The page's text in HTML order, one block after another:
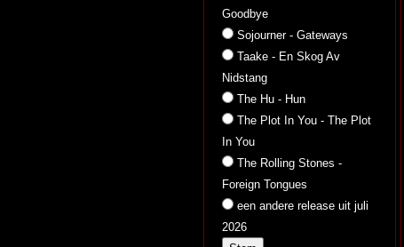
Goodbye
Sojourner - Gateways
Taake - En Skog Av
Nidstang
The Hu - Hun
The Plot In You - The Plot
In You
The Rolling Stones -
Foreign Tongues
een andere release uit juli
2026